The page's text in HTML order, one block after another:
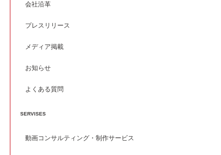
会社沿革
プレスリリース
メディア掲載
お知らせ
よくある質問
SERVISES
動画コンサルティング・制作サービス